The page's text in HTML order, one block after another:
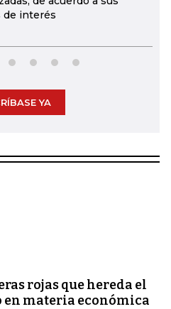
de interés
YA
rojas que hereda el
en materia económica